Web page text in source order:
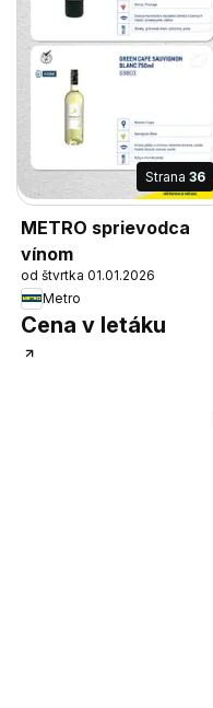
Strana 36
METRO sprievodca
vínom
od štvrtka 01.01.2026
Metro
Cena v letáku